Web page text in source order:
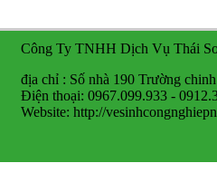
Công Ty TNHH Dịch Vụ Thái
địa chỉ : Số nhà 190 Trường
Điện thoại: 0967.099.933 -
Website: http://